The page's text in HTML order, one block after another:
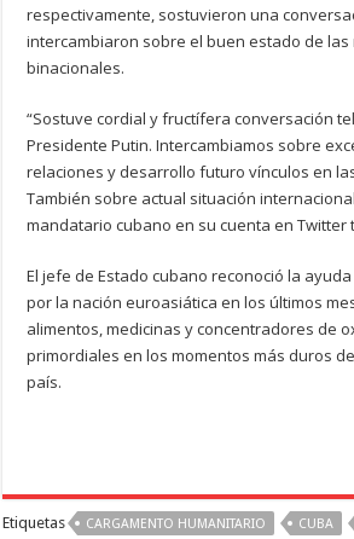
respectivamente, sostuvieron una
intercambiaron sobre el buen estado de las
binacionales.
“Sostuve cordial y fructífera conversación
Presidente Putin. Intercambiamos sobre
relaciones y desarrollo futuro vínculos en
También sobre actual situación
mandatario cubano en su cuenta en Twitter
El jefe de Estado cubano reconoció la
por la nación euroasiática en los últimos
alimentos, medicinas y concentradores de
primordiales en los momentos más duros
país.
Etiquetas CARGAMENTO HUMANITARIO CUBA